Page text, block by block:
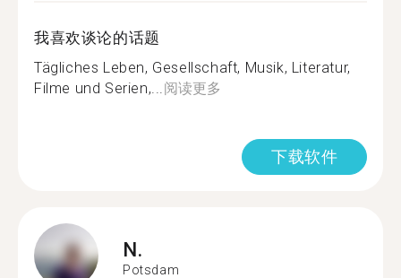
我喜欢谈论的话题
Tägliches Leben, Gesellschaft, Musik, Literatur,
Filme und Serien,...阅读更多
下载软件
N.
Potsdam